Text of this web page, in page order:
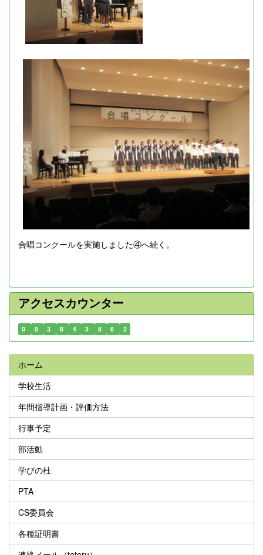
合唱コンクールを実施しました④へ続く。
アクセスカウンター
0 0 3 8 4 3 8 6 2
ホーム
学校生活
年間指導計画・評価方法
行事予定
部活動
学びの杜
PTA
CS委員会
各種証明書